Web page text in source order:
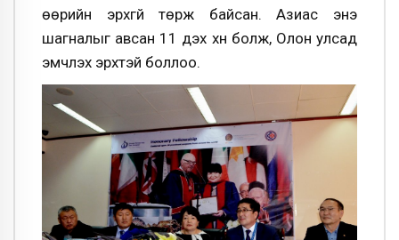
өөрийн эрхгүй төрж байсан. Азиас энэ
шагналыг авсан 11 дэх хүн болж, Олон улсад
эмчлэх эрхтэй боллоо.